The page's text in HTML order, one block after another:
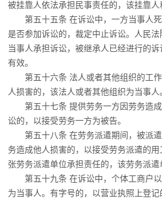
被挂靠人依法承担民事责任的，该挂靠人
第五十五条 在诉讼中，一方当事人
是否参加诉讼的，裁定中止诉讼。人民
当事人承担诉讼，被继承人已经进行的
有效。
第五十六条 法人或者其他组织的工
人损害的，该法人或者其他组织为当事人
第五十七条 提供劳务一方因劳务造
讼的，以接受劳务一方为被告。
第五十八条 在劳务派遣期间，被派
务造成他人损害的，以接受劳务派遣的
张劳务派遣单位承担责任的，该劳务派遣
第五十九条 在诉讼中，个体工商户
为当事人。有字号的， 以营业执照上登